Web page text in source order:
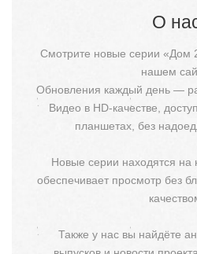
О
Смотрите новые серии «Дом
нашем
Обновления каждый день —
Видео в HD-качестве,
планшетах, без
Новые серии находятся на
обеспечивает просмотр без
Также у нас вы найдёте